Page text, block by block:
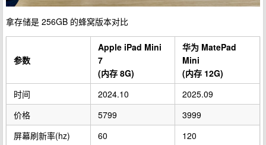
拿存储是 256GB 的蜂窝版本对比
参数
Apple iPad Mini
7
(内存 8G)
华为 MatePad
Mini
(内存 12G)
时间
2024.10
2025.09
价格
5799
3999
屏幕刷新率(hz)
60
120